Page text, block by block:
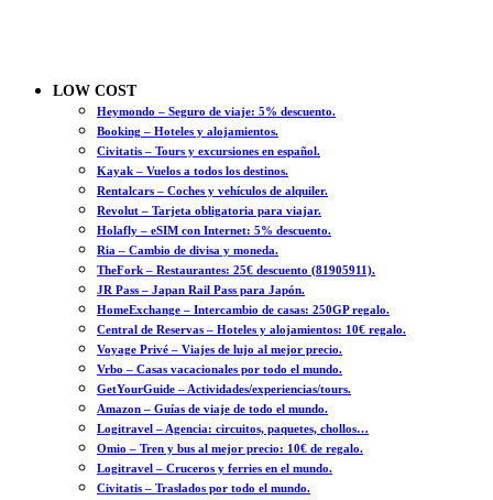
LOW COST
Heymondo – Seguro de viaje: 5% descuento.
Booking – Hoteles y alojamientos.
Civitatis – Tours y excursiones en español.
Kayak – Vuelos a todos los destinos.
Rentalcars – Coches y vehículos de alquiler.
Revolut – Tarjeta obligatoria para viajar.
Holafly – eSIM con Internet: 5% descuento.
Ria – Cambio de divisa y moneda.
TheFork – Restaurantes: 25€ descuento (81905911).
JR Pass – Japan Rail Pass para Japón.
HomeExchange – Intercambio de casas: 250GP regalo.
Central de Reservas – Hoteles y alojamientos: 10€ regalo.
Voyage Privé – Viajes de lujo al mejor precio.
Vrbo – Casas vacacionales por todo el mundo.
GetYourGuide – Actividades/experiencias/tours.
Amazon – Guías de viaje de todo el mundo.
Logitravel – Agencia: circuitos, paquetes, chollos…
Omio – Tren y bus al mejor precio: 10€ de regalo.
Logitravel – Cruceros y ferries en el mundo.
Civitatis – Traslados por todo el mundo.